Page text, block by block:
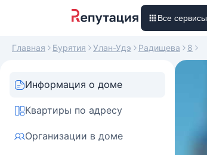
Все сервисы
Главная Бурятия Улан-Удэ Радищева 8
Информация о доме
Квартиры по адресу
Организации в доме